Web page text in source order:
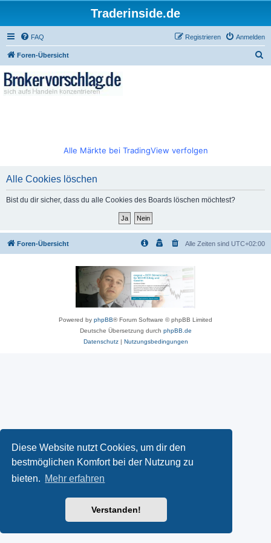
Diese Website nutzt Cookies, um dir den
bestmöglichen Komfort bei der Nutzung zu
bieten. Mehr erfahren
Verstanden!
Traderinside.de
FAQ Anmelden
Registrieren
Foren-Übersicht
Alle Märkte bei TradingView verfolgen
Alle Cookies löschen
Bist du dir sicher, dass du alle Cookies des Boards löschen möchtest?
Foren-Übersicht Alle Zeiten sind UTC+02:00
Powered by phpBB® Forum Software © phpBB Limited
Deutsche Übersetzung durch phpBB.de
Datenschutz| Nutzungsbedingungen